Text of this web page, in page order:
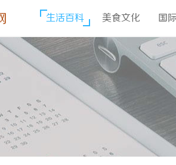
生活百科 美食文化 国